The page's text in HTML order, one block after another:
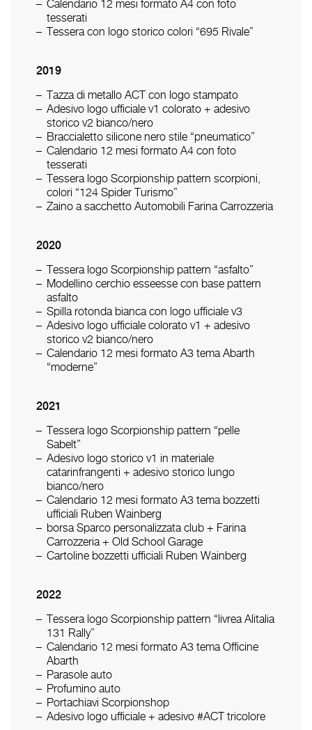
Calendario 12 mesi formato A4 con foto
tesserati
Tessera con logo storico colori “695 Rivale”
2019
Tazza di metallo ACT con logo stampato
Adesivo logo ufficiale v1 colorato + adesivo
storico v2 bianco/nero
Braccialetto silicone nero stile “pneumatico”
Calendario 12 mesi formato A4 con foto
tesserati
Tessera logo Scorpionship pattern scorpioni,
colori “124 Spider Turismo”
Zaino a sacchetto Automobili Farina Carrozzeria
2020
Tessera logo Scorpionship pattern “asfalto”
Modellino cerchio esseesse con base pattern
asfalto
Spilla rotonda bianca con logo ufficiale v3
Adesivo logo ufficiale colorato v1 + adesivo
storico v2 bianco/nero
Calendario 12 mesi formato A3 tema Abarth
“moderne”
2021
Tessera logo Scorpionship pattern “pelle
Sabelt”
Adesivo logo storico v1 in materiale
catarinfrangenti + adesivo storico lungo
bianco/nero
Calendario 12 mesi formato A3 tema bozzetti
ufficiali Ruben Wainberg
borsa Sparco personalizzata club + Farina
Carrozzeria + Old School Garage
Cartoline bozzetti ufficiali Ruben Wainberg
2022
Tessera logo Scorpionship pattern “livrea Alitalia
131 Rally”
Calendario 12 mesi formato A3 tema Officine
Abarth
Parasole auto
Profumino auto
Portachiavi Scorpionshop
Adesivo logo ufficiale + adesivo #ACT tricolore